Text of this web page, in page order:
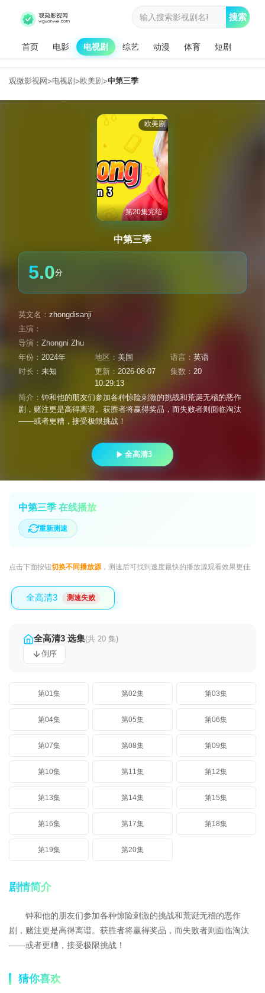
首页 电影 电视剧 综艺 动漫 体育 短剧
搜索
观微影视网>电视剧 >欧美剧 >中第三季
欧美剧
第20集完结
中第三季
5.0分
英文名： zhongdisanji
主演：
导演： Zhongni Zhu
年份： 2024年 地区： 美国 语言：英语
时长： 未知 更新： 2026-08-07
10:29:13
集数：20
简介： 钟和他的朋友们参加各种惊险刺激的挑战和荒诞无稽的恶作
剧，赌注更是高得离谱。获胜者将赢得奖品，而失败者则面临淘汰
——或者更糟，接受极限挑战！
全高清3
中第三季 在线播放
重新测速
点击下面按钮切换不同播放源，测速后可找到速度最快的播放源观看效果更佳
全高清3 测速失败
全高清3 选集(共 20 集)
倒序
第01集 第02集 第03集
第04集 第05集 第06集
第07集 第08集 第09集
第10集 第11集 第12集
第13集 第14集 第15集
第16集 第17集 第18集
第19集 第20集
剧情简介
钟和他的朋友们参加各种惊险刺激的挑战和荒诞无稽的恶作
剧，赌注更是高得离谱。获胜者将赢得奖品，而失败者则面临淘汰
——或者更糟，接受极限挑战！
猜你喜欢